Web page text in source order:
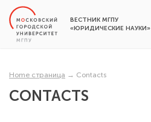
ВЕСТНИК МГПУ
«ЮРИДИЧЕСКИЕ НАУКИ»
Home страница → Contacts
CONTACTS